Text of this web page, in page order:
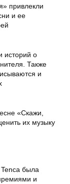
привлекли
и ее
историй о
Также
и
«Скажи,
их музыку
была
и